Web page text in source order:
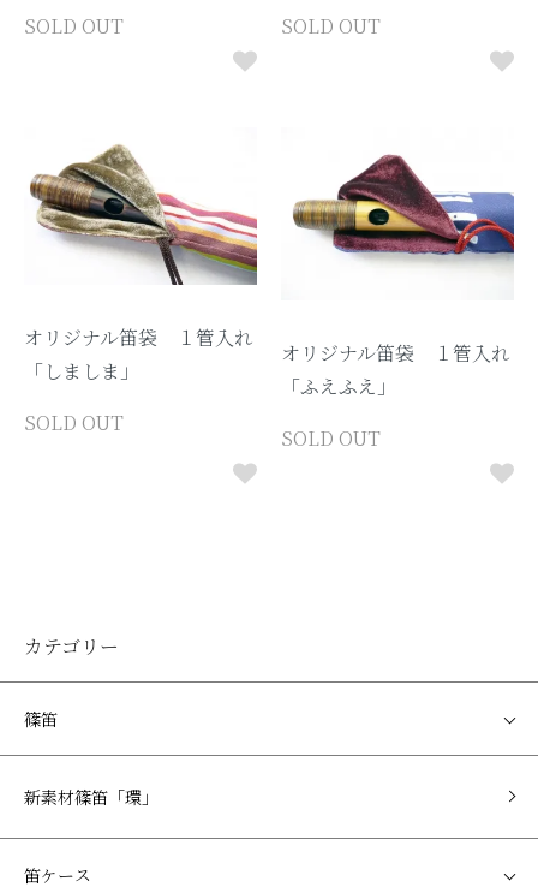
SOLD OUT
SOLD OUT
オリジナル笛袋 １管入れ
「しましま」
SOLD OUT
オリジナル笛袋 １管入れ
「ふえふえ」
SOLD OUT
カテゴリー
篠笛
新素材篠笛「環」
笛ケース